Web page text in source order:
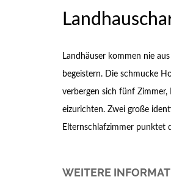
Landhäuser kommen nie
begeistern. Die schmucke
verbergen sich fünf
eizurichten. Zwei große
Elternschlafzimmer punktet
WEITERE